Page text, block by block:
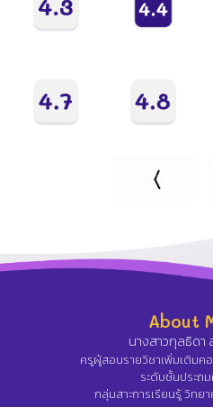
About
นางสาวกุลธิดา
ครูผู้สอนรายวิชาเพิ่มเติมค
ระดับชั้นประถ
กลุ่มสาะการเรียนรู้ วิทย